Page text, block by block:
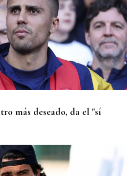
más deseado, da el "sí